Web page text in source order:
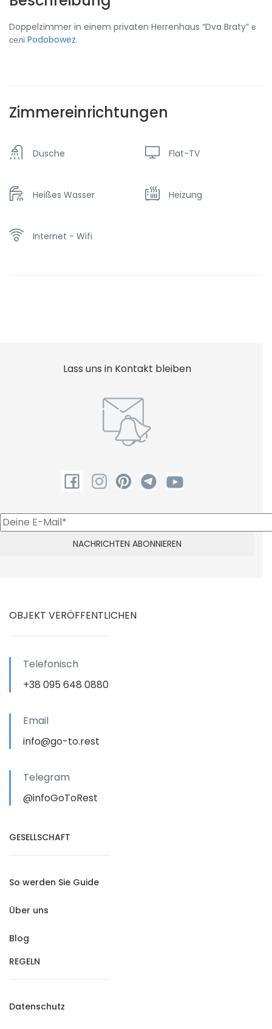
Doppelzimmer in einem privaten Herrenhaus “Dva Braty” в
селі Podobowez.
Zimmereinrichtungen
Dusche Flat-TV
Heißes Wasser Heizung
Internet - Wifi
Lass uns in Kontakt bleiben
OBJEKT VERÖFFENTLICHEN
Telefonisch
+38 095 648 0880
Email
info@go-to.rest
Telegram
@infoGoToRest
GESELLSCHAFT
So werden Sie Guide
Über uns
Blog
REGELN
Datenschutz